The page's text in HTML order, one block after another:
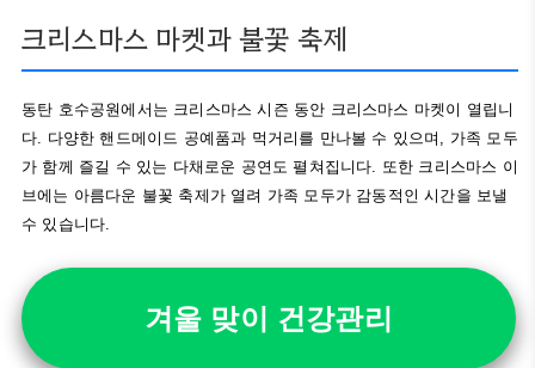
크리스마스 마켓과 불꽃 축제
동탄 호수공원에서는 크리스마스 시즌 동안 크리스마스 마켓이 열립니
다. 다양한 핸드메이드 공예품과 먹거리를 만나볼 수 있으며, 가족 모두
가 함께 즐길 수 있는 다채로운 공연도 펼쳐집니다. 또한 크리스마스 이
브에는 아름다운 불꽃 축제가 열려 가족 모두가 감동적인 시간을 보낼
수 있습니다.
겨울 맞이 건강관리